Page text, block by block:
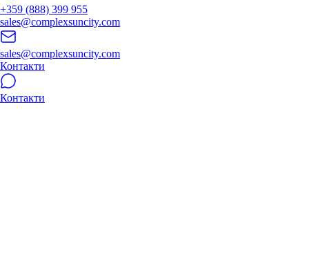
+359 (888) 399 955
sales@complexsuncity.com
sales@complexsuncity.com
Контакти
Контакти